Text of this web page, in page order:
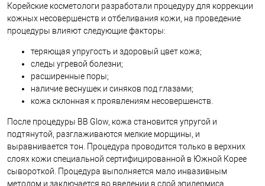
Корейские косметологи разработали процедуру для коррекции
кожных несовершенств и отбеливания кожи, на проведение
процедуры влияют следующие факторы:
теряющая упругость и здоровый цвет кожа;
следы угревой болезни;
расширенные поры;
наличие веснушек и синяков под глазами;
кожа склонная к проявлениям несовершенств.
После процедуры BB Glow, кожа становится упругой и
подтянутой, разглаживаются мелкие морщины, и
выравнивается тон. Процедура проводится только в верхних
слоях кожи специальной сертифицированной в Южной Корее
сывороткой. Процедура выполняется мало инвазивным
методом и заключается во введении в слой эпидермиса